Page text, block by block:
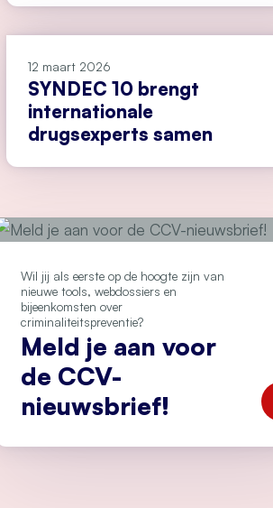
12 maart 2026
SYNDEC 10 brengt
internationale
drugsexperts samen
Wil jij als eerste op de hoogte zijn van
nieuwe tools, webdossiers en
bijeenkomsten over
criminaliteitspreventie?
Meld je aan voor
de CCV-
nieuwsbrief!